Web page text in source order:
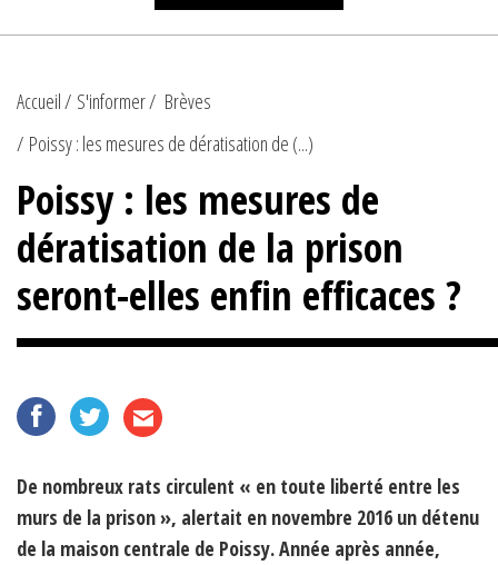
Accueil S'informer
Brèves
Poissy : les mesures de dératisation de (...)
Poissy : les mesures de
dératisation de la prison
seront-elles enfin efficaces ?
De nombreux rats circulent « en toute liberté entre les
murs de la prison », alertait en novembre 2016 un détenu
de la maison centrale de Poissy. Année après année,